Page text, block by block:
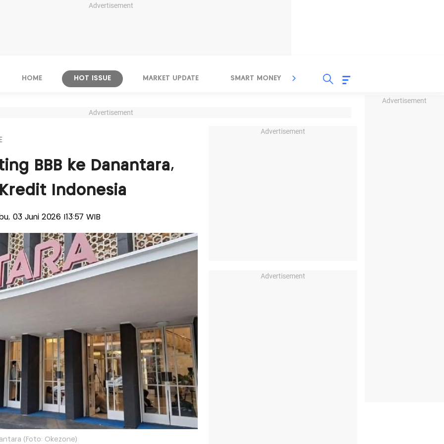
Advertisement
Advertisement
HOME HOT ISSUE MARKET UPDATE SMART MONEY INSPIRASI BISNIS
Advertisement
BBB ke Danantara,
Indonesia
03 Juni 2026 |13:57 WIB
(Foto: Okezone)
Advertisement
Advertisement